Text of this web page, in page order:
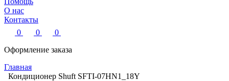
О нас
Контакты
0
0
0
Оформление заказа
Главная
Кондиционер Shuft SFTI-07HN1_18Y